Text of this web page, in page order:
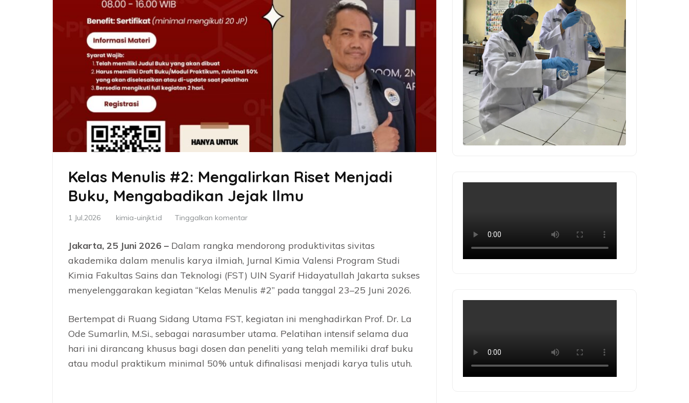
Kelas Menulis #2: Mengalirkan Riset Menjadi
Buku, Mengabadikan Jejak Ilmu
1 Jul,2026 kimia-uinjkt.id Tinggalkan komentar
Jakarta, 25 Juni 2026 – Dalam rangka mendorong produktivitas sivitas
akademika dalam menulis karya ilmiah, Jurnal Kimia Valensi Program Studi
Kimia Fakultas Sains dan Teknologi (FST) UIN Syarif Hidayatullah Jakarta sukses
menyelenggarakan kegiatan “Kelas Menulis #2” pada tanggal 23–25 Juni 2026.
Bertempat di Ruang Sidang Utama FST, kegiatan ini menghadirkan Prof. Dr. La
Ode Sumarlin, M.Si., sebagai narasumber utama. Pelatihan intensif selama dua
hari ini dirancang khusus bagi dosen dan peneliti yang telah memiliki draf buku
atau modul praktikum minimal 50% untuk difinalisasi menjadi karya tulis utuh.